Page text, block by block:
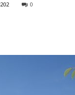
0